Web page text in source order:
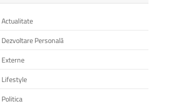
Actualitate
Dezvoltare Personală
Externe
Lifestyle
Politica